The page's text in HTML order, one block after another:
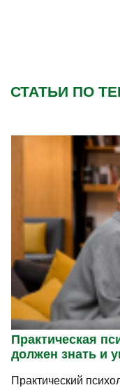
СТАТЬИ ПО
Практическая
должен знать и
Практический